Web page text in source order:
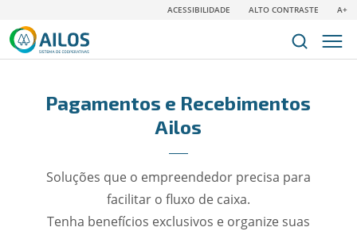
ACESSIBILIDADE ALTO CONTRASTE A+
Pagamentos e Recebimentos
Ailos
Soluções que o empreendedor precisa para
facilitar o fluxo de caixa.
Tenha benefícios exclusivos e organize suas